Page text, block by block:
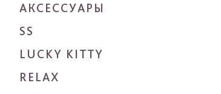
АКСЕССУАРЫ
SS
LUCKY KITTY
RELAX